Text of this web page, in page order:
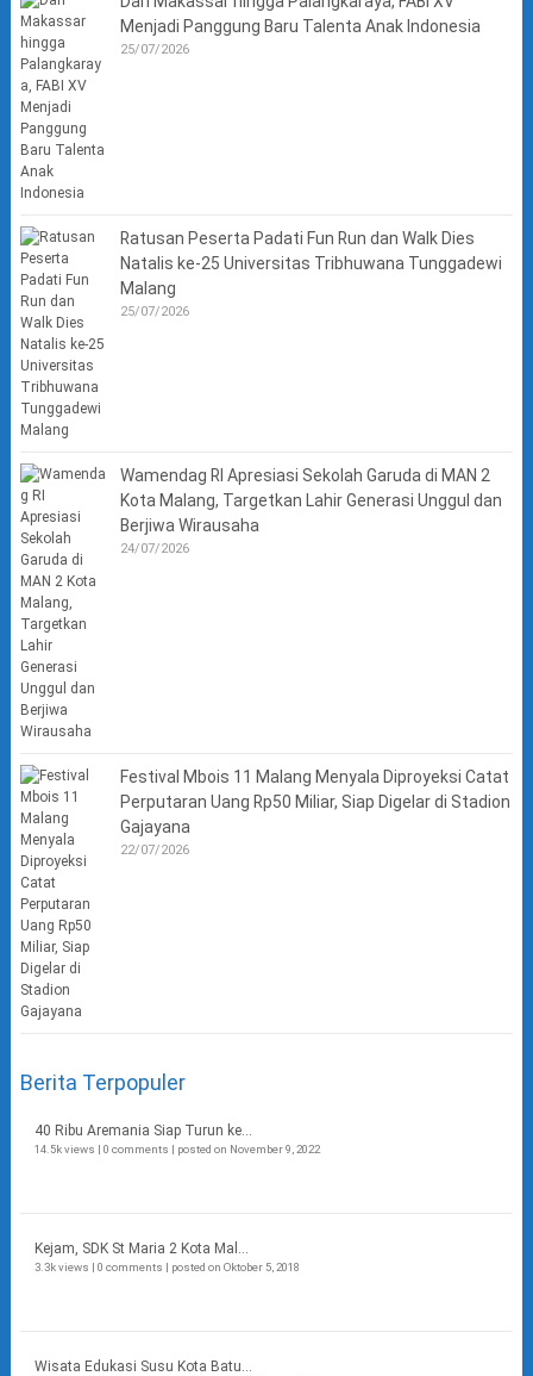
Menjadi Panggung Baru Talenta Anak Indonesia
25/07/2026
Ratusan Peserta Padati Fun Run dan Walk Dies
Natalis ke-25 Universitas Tribhuwana Tunggadewi
Malang
25/07/2026
Wamendag RI Apresiasi Sekolah Garuda di MAN 2
Kota Malang, Targetkan Lahir Generasi Unggul dan
Berjiwa Wirausaha
24/07/2026
Festival Mbois 11 Malang Menyala Diproyeksi Catat
Perputaran Uang Rp50 Miliar, Siap Digelar di Stadion
Gajayana
22/07/2026
Berita Terpopuler
40 Ribu Aremania Siap Turun ke...
14.5k views | 0 comments | posted on November 9, 2022
Kejam, SDK St Maria 2 Kota Mal...
3.3k views | 0 comments | posted on Oktober 5, 2018
Wisata Edukasi Susu Kota Batu...